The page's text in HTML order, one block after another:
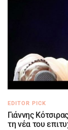
EDITOR PICK
Γιάννης
τη νέα του